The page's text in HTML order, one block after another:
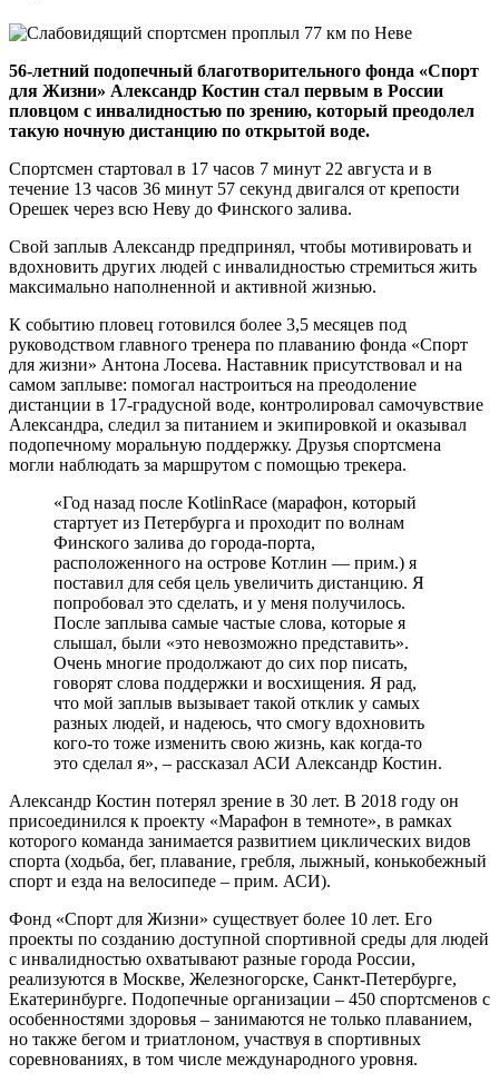
56-летний подопечный благотворительного фонда «Спорт
для Жизни» Александр Костин стал первым в России
пловцом с инвалидностью по зрению, который преодолел
такую ночную дистанцию по открытой воде.
Спортсмен стартовал в 17 часов 7 минут 22 августа и в
течение 13 часов 36 минут 57 секунд двигался от крепости
Орешек через всю Неву до Финского залива.
Свой заплыв Александр предпринял, чтобы мотивировать и
вдохновить других людей с инвалидностью стремиться жить
максимально наполненной и активной жизнью.
К событию пловец готовился более 3,5 месяцев под
руководством главного тренера по плаванию фонда «Спорт
для жизни» Антона Лосева. Наставник присутствовал и на
самом заплыве: помогал настроиться на преодоление
дистанции в 17-градусной воде, контролировал самочувствие
Александра, следил за питанием и экипировкой и оказывал
подопечному моральную поддержку. Друзья спортсмена
могли наблюдать за маршрутом с помощью трекера.
«Год назад после KotlinRace (марафон, который
стартует из Петербурга и проходит по волнам
Финского залива до города-порта,
расположенного на острове Котлин — прим.) я
поставил для себя цель увеличить дистанцию. Я
попробовал это сделать, и у меня получилось.
После заплыва самые частые слова, которые я
слышал, были «это невозможно представить».
Очень многие продолжают до сих пор писать,
говорят слова поддержки и восхищения. Я рад,
что мой заплыв вызывает такой отклик у самых
разных людей, и надеюсь, что смогу вдохновить
кого-то тоже изменить свою жизнь, как когда-то
это сделал я», – рассказал АСИ Александр Костин.
Александр Костин потерял зрение в 30 лет. В 2018 году он
присоединился к проекту «Марафон в темноте», в рамках
которого команда занимается развитием циклических видов
спорта (ходьба, бег, плавание, гребля, лыжный, конькобежный
спорт и езда на велосипеде – прим. АСИ).
Фонд «Спорт для Жизни» существует более 10 лет. Его
проекты по созданию доступной спортивной среды для людей
с инвалидностью охватывают разные города России,
реализуются в Москве, Железногорске, Санкт-Петербурге,
Екатеринбурге. Подопечные организации – 450 спортсменов с
особенностями здоровья – занимаются не только плаванием,
но также бегом и триатлоном, участвуя в спортивных
соревнованиях, в том числе международного уровня.